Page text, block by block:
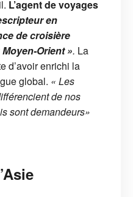
L’agent de voyages
en
de croisière
Orient ». La
d’avoir enrichi la
global. « Les
de nos
sont demandeurs»